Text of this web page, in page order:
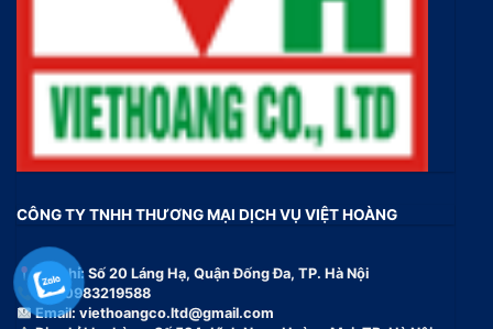
CÔNG TY TNHH THƯƠNG MẠI DỊCH VỤ VIỆT HOÀNG
Địa chỉ: Số 20 Láng Hạ, Quận Đống Đa, TP. Hà Nội
Tel: 0983219588
Email:viethoangco.ltd@gmail.com